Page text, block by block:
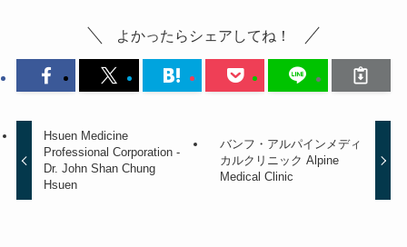
よかったらシェアしてね！
Hsuen Medicine
Professional Corporation -
Dr. John Shan Chung
Hsuen
バンフ・アルパインメディ
カルクリニック Alpine
Medical Clinic